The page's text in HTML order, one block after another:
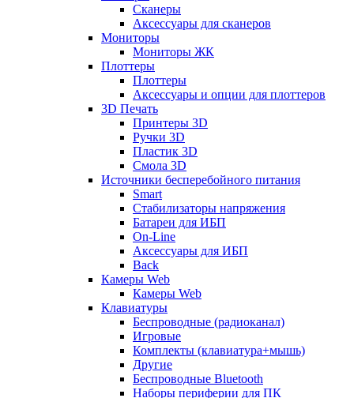
Сканеры
Аксессуары для сканеров
Мониторы
Мониторы ЖК
Плоттеры
Плоттеры
Аксессуары и опции для плоттеров
3D Печать
Принтеры 3D
Ручки 3D
Пластик 3D
Смола 3D
Источники бесперебойного питания
Smart
Стабилизаторы напряжения
Батареи для ИБП
On-Line
Аксессуары для ИБП
Back
Камеры Web
Камеры Web
Клавиатуры
Беспроводные (радиоканал)
Игровые
Комплекты (клавиатура+мышь)
Другие
Беспроводные Bluetooth
Наборы периферии для ПК